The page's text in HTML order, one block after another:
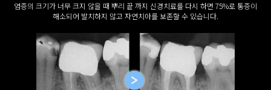
염증의 크기가 너무 크지 않을 때 뿌리 끝 까지 신경치료를 다시 하면 75%로 통증이
해소되어 발치하지 않고 자연치아를 보존할 수 있습니다.